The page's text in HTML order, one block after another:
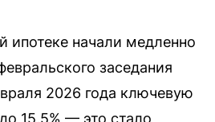
ипотеке начали медленно
заседания
2026 года ключевую
15,5% — это стало